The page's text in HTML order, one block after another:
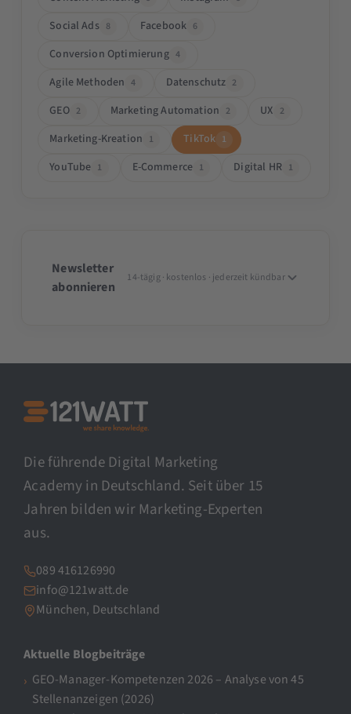
Social Ads 8 Facebook 6
Conversion Optimierung 4
Agile Methoden 4 Datenschutz 2
GEO 2 Marketing Automation 2 UX 2
Marketing-Kreation 1 TikTok 1
YouTube 1 E-Commerce 1 Digital HR 1
Newsletter
abonnieren
14-tägig · kostenlos · jederzeit kündbar
Die führende Digital Marketing
Academy in Deutschland. Seit über 15
Jahren bilden wir Marketing-Experten
aus.
089 416126990
info@121watt.de
München, Deutschland
Aktuelle Blogbeiträge
GEO-Manager-Kompetenzen 2026 – Analyse von 45
Stellenanzeigen (2026)